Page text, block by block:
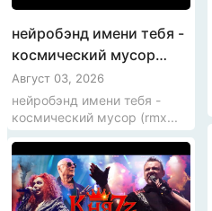
нейробэнд имени тебя -
космический мусор
(rmx)
Август 03, 2026
нейробэнд имени тебя -
космический мусор (rmx...